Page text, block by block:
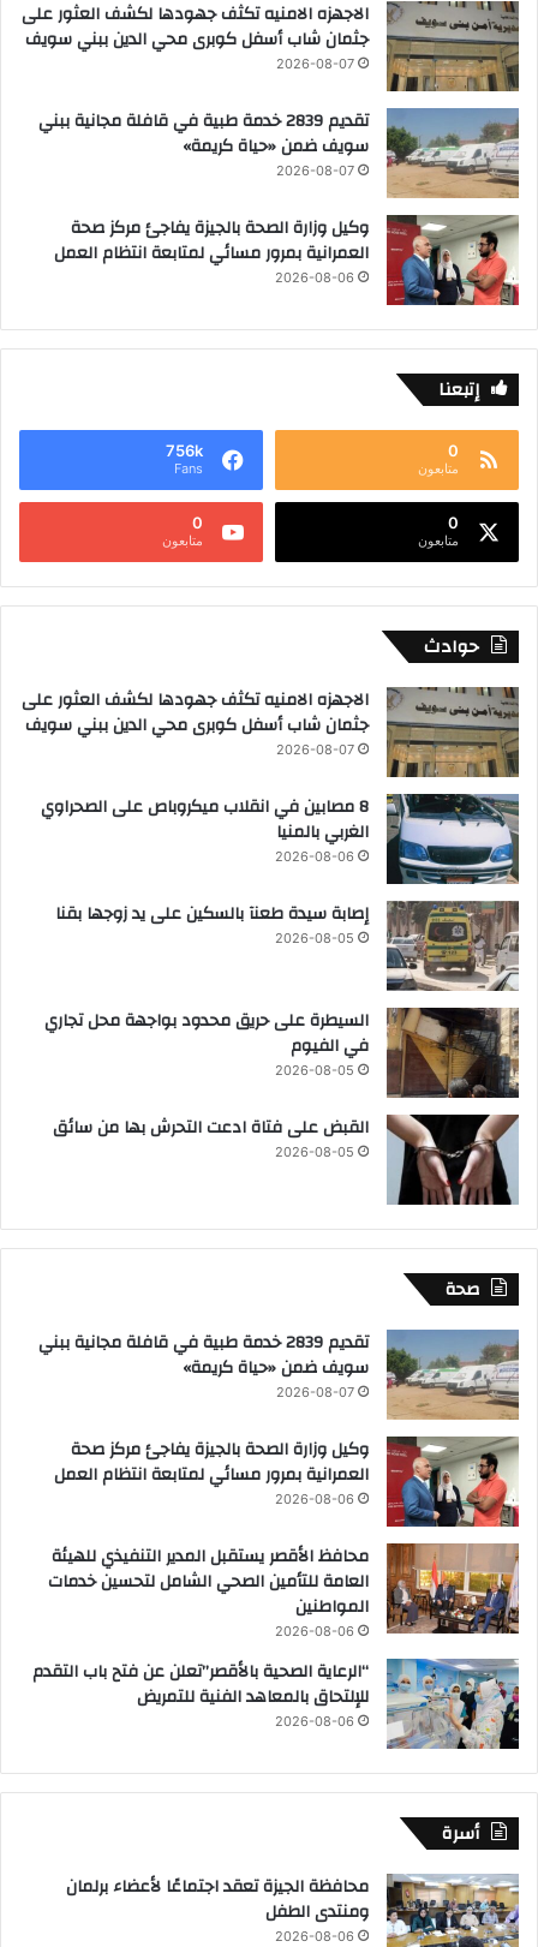
الاجهزه الامنيه تكثف جهودها لكشف العثور على
جثمان شاب أسفل كوبرى محي الدين ببني سويف
2026-08-07
تقديم 2839 خدمة طبية في قافلة مجانية ببني
سويف ضمن «حياة كريمة»
2026-08-07
وكيل وزارة الصحة بالجيزة يفاجئ مركز صحة
العمرانية بمرور مسائي لمتابعة انتظام العمل
2026-08-06
إتبعنا
0
متابعون
756k
Fans
0
متابعون
0
متابعون
حوادث
الاجهزه الامنيه تكثف جهودها لكشف العثور على
جثمان شاب أسفل كوبرى محي الدين ببني سويف
2026-08-07
8 مصابين في انقلاب ميكروباص على الصحراوي
الغربي بالمنيا
2026-08-06
إصابة سيدة طعنآ بالسكين على يد زوجها بقنا
2026-08-05
السيطرة على حريق محدود بواجهة محل تجاري
في الفيوم
2026-08-05
القبض على فتاة ادعت التحرش بها من سائق
2026-08-05
صحة
تقديم 2839 خدمة طبية في قافلة مجانية ببني
سويف ضمن «حياة كريمة»
2026-08-07
وكيل وزارة الصحة بالجيزة يفاجئ مركز صحة
العمرانية بمرور مسائي لمتابعة انتظام العمل
2026-08-06
محافظ الأقصر يستقبل المدير التنفيذي للهيئة
العامة للتأمين الصحي الشامل لتحسين خدمات
المواطنين
2026-08-06
“الرعاية الصحية بالأقصر”تعلن عن فتح باب التقدم
للإلتحاق بالمعاهد الفنية للتمريض
2026-08-06
أسرة
محافظة الجيزة تعقد اجتماعًا لأعضاء برلمان
ومنتدى الطفل
2026-08-06